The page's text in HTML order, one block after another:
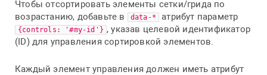
Чтобы отсортировать элементы сетки/грида по
возрастанию, добавьте в
data-* атрибут параметр
{controls: '#my-id'} , указав целевой идентификатор
(ID) для управления сортировкой элементов.
Каждый элемент управления должен иметь атрибут